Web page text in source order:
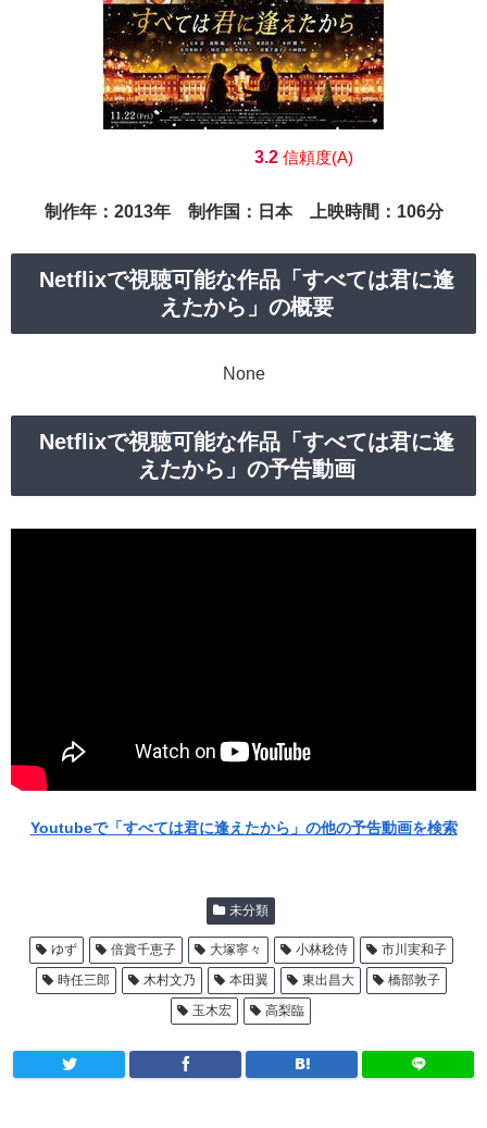
3.2信頼度(A)
制作年：2013年 制作国：日本 上映時間：106分
Netflixで視聴可能な作品「すべては君に逢
えたから」の概要
None
Netflixで視聴可能な作品「すべては君に逢
えたから」の予告動画
Youtubeで「すべては君に逢えたから」の他の予告動画を検索
未分類
ゆず 倍賞千恵子 大塚寧々 小林稔侍
市川実和子
時任三郎
木村文乃 本田翼 東出昌大
橋部敦子
玉木宏
高梨臨